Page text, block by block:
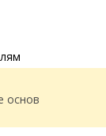
основ